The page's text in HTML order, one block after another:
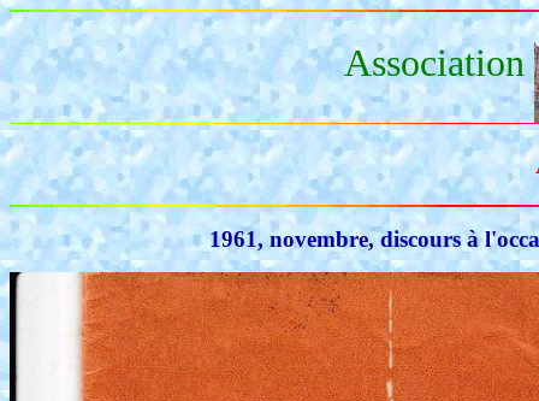
Association
1961, novembre, discours à